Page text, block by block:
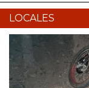
LOCALES